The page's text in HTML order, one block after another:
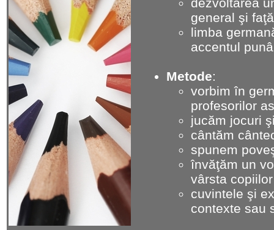
general şi
limba
accentul
Metode:
vorbim în
profesorilor
jucăm jocuri
cântăm
spunem
învăţăm un
vârsta copiilor
cuvintele şi
contexte sau